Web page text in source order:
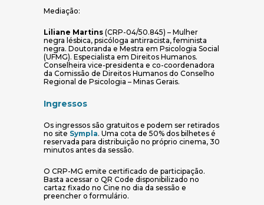
Mediação:
Liliane Martins (CRP-04/50.845) – Mulher
negra lésbica, psicóloga antirracista, feminista
negra. Doutoranda e Mestra em Psicologia Social
(UFMG). Especialista em Direitos Humanos.
Conselheira vice-presidenta e co-coordenadora
da Comissão de Direitos Humanos do Conselho
Regional de Psicologia – Minas Gerais.
Ingressos
Os ingressos são gratuitos e podem ser retirados
no site Sympla. Uma cota de 50% dos bilhetes é
reservada para distribuição no próprio cinema, 30
minutos antes da sessão.
O CRP-MG emite certificado de participação.
Basta acessar o QR Code disponibilizado no
cartaz fixado no Cine no dia da sessão e
preencher o formulário.